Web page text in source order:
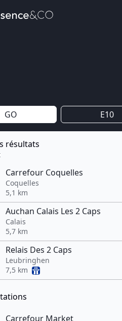
GO E10
résultats
Carrefour Coquelles
Coquelles
5,1 km
Auchan Calais Les 2 Caps
Calais
5,7 km
Relais Des 2 Caps
Leubringhen
7,5 km
Carrefour Market